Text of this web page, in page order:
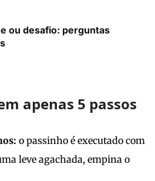
ou desafio: perguntas
apenas 5 passos
o passinho é executado com
leve agachada, empina o